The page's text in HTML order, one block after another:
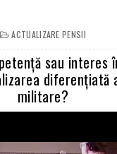
ACTUALIZARE PENSII
sau interes
diferențiată
militare?